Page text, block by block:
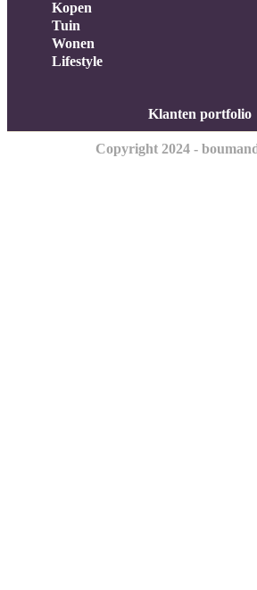
Kopen
Tuin
Wonen
Lifestyle
Klanten portfolio
Copyright 2024 -